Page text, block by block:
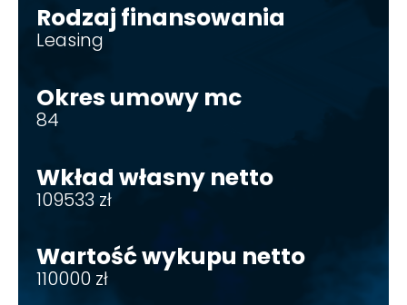
Rodzaj finansowania
Leasing
Okres umowy mc
84
Wkład własny netto
109533 zł
Wartość wykupu netto
110000 zł